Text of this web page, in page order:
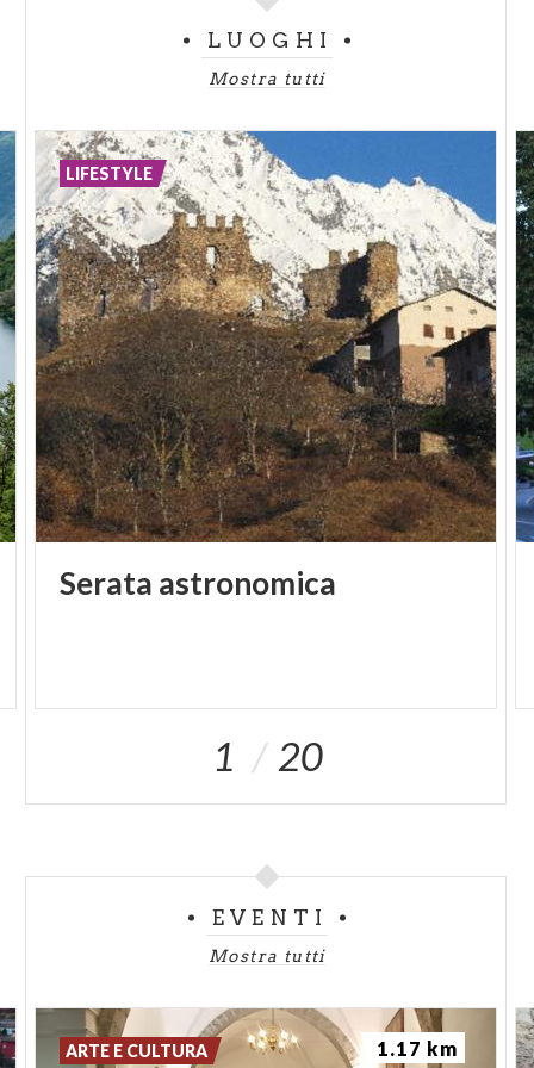
LUOGHI
Mostra tutti
Serata astronomica
LIFESTYLE
1 20
EVENTI
Mostra tutti
ARTE E CULTURA 1.17 km